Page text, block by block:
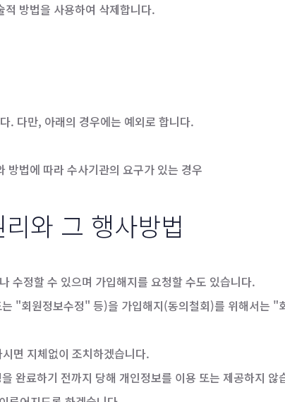
방법을 사용하여 삭제합니다.
. 다만, 아래의 경우에는 예외로 합니다.
방법에 따라 수사기관의 요구가 있는 경우
와 그 행사방법
수정할 수 있으며 가입해지를 요청할 수도 있습니다.
"회원정보수정" 등)을 가입해지(동의철회)를 위해서는 "
면 지체없이 조치하겠습니다.
완료하기 전까지 당해 개인정보를 이용 또는 제공하지